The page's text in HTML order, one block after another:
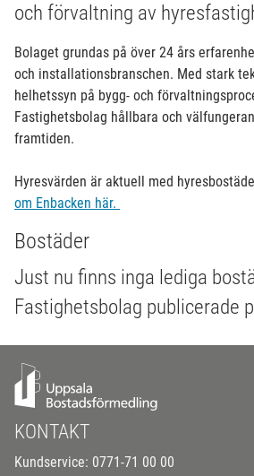
och förvaltning av
Bolaget grundas på över 24 års
och installationsbranschen. Med stark
helhetssyn på bygg- och
Fastighetsbolag hållbara och
framtiden.
Hyresvärden är aktuell med
om Enbacken här.
Bostäder
Just nu finns inga lediga
Fastighetsbolag publicerade
KONTAKT
Kundservice: 0771-71 00 00